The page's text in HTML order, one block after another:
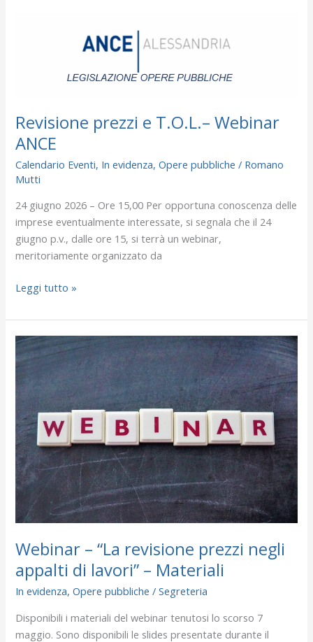
Revisione prezzi e T.O.L.– Webinar
ANCE
Calendario Eventi, In evidenza,Opere pubbliche / Romano
Mutti
24 giugno 2026 – Ore 15,00 Per opportuna conoscenza delle
imprese eventualmente interessate, si segnala che il 24
giugno p.v., dalle ore 15, si terrà un webinar,
meritoriamente organizzato da
Leggi tutto »
Webinar – “La revisione prezzi negli
appalti di lavori” – Materiali
In evidenza,Opere pubbliche /Segreteria
Disponibili i materiali del webinar tenutosi lo scorso 7
maggio. Sono disponibili le slides presentate durante il
Webinar
–
“La
revisione
prezzi
negli
appalti
di
lavori”
–
Materiali